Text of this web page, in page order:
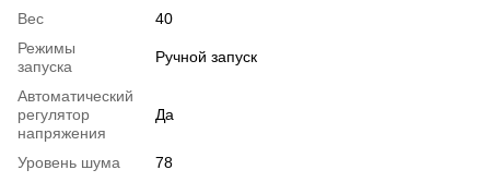
Вес
40
Режимы
запуска
Ручной запуск
Автоматический
регулятор
напряжения
Да
Уровень шума
78